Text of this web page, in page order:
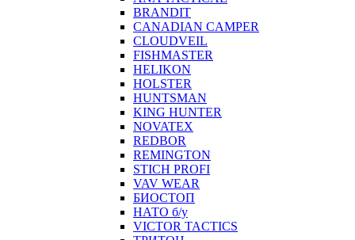
BRANDIT
CANADIAN CAMPER
CLOUDVEIL
FISHMASTER
HELIKON
HOLSTER
HUNTSMAN
KING HUNTER
NOVATEX
REDBOR
REMINGTON
STICH PROFI
VAV WEAR
БИОСТОП
НАТО б/у
VICTOR TACTICS